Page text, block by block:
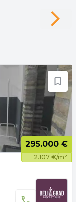
Next
295.000 €
2.107 €/m²